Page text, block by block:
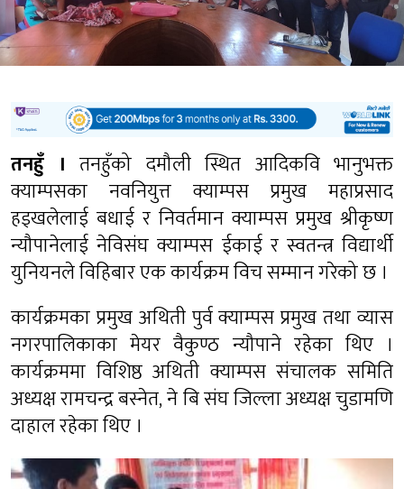
तनहुँ । तनहुँको दमौली स्थित आदिकवि भानुभक्त
क्याम्पसका नवनियुत्त क्याम्पस प्रमुख महाप्रसाद
हड्खलेलाई बधाई र निवर्तमान क्याम्पस प्रमुख श्रीकृष्ण
न्यौपानेलाई नेविसंघ क्याम्पस ईकाई र स्वतन्त्र विद्यार्थी
युनियनले विहिबार एक कार्यक्रम विच सम्मान गरेको छ ।
कार्यक्रमका प्रमुख अथिती पुर्व क्याम्पस प्रमुख तथा व्यास
नगरपालिकाका मेयर वैकुण्ठ न्यौपाने रहेका थिए ।
कार्यक्रममा विशिष्ठ अथिती क्याम्पस संचालक समिति
अध्यक्ष रामचन्द्र बस्नेत, ने बि संघ जिल्ला अध्यक्ष चुडामणि
दाहाल रहेका थिए ।